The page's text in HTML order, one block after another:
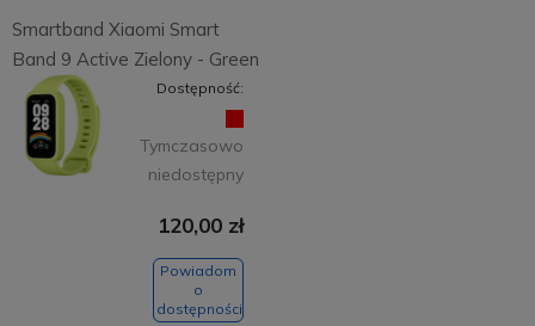
Smartband Xiaomi Smart
Band 9 Active Zielony - Green
Dostępność:
Tymczasowo
niedostępny
120,00 zł
Powiadom
o
dostępności